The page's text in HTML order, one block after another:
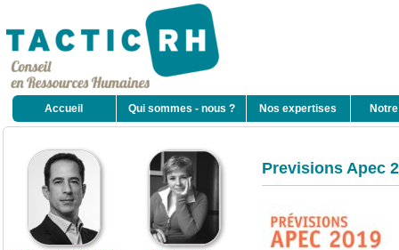
Previsions Apec
Accueil Qui sommes - nous ? Nos expertises